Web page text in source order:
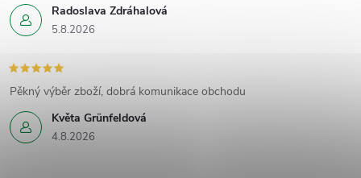
Radoslava Zdráhalová
5.8.2026
Květa Grünfeldová
4.8.2026
Pěkný výběr zboží, dobrá komunikace obchodu